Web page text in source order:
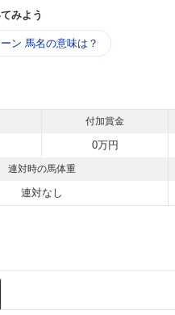
みよう
ン 馬名の意味は？
付加賞金
0万円
連対時の馬体重
連対なし